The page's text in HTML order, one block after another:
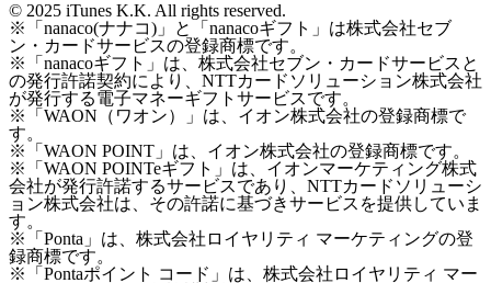
© 2025 iTunes K.K. All rights reserved.
※「nanaco(ナナコ)」と「nanacoギフト」は株式会社セブ
ン・カードサービスの登録商標です。
※「nanacoギフト」は、株式会社セブン・カードサービスと
の発行許諾契約により、NTTカードソリューション株式会社
が発行する電子マネーギフトサービスです。
※「WAON（ワオン）」は、イオン株式会社の登録商標で
す。
※「WAON POINT」は、イオン株式会社の登録商標です。
※「WAON POINTeギフト」は、イオンマーケティング株式
会社が発行許諾するサービスであり、NTTカードソリューシ
ョン株式会社は、その許諾に基づきサービスを提供していま
す。
※「Ponta」は、株式会社ロイヤリティ マーケティングの登
録商標です。
※「Pontaポイント コード」は、株式会社ロイヤリティ マー